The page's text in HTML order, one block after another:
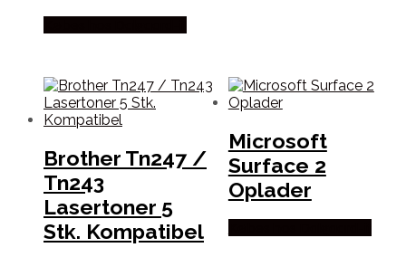
Brother Tn247 /
Tn243
Lasertoner 5
Stk. Kompatibel
Microsoft
Surface 2
Oplader